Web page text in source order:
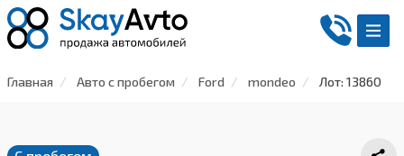
Главная Авто с пробегом Ford mondeo Лот: 13860